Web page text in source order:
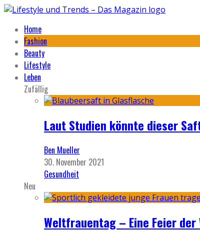
Home
Fashion
Beauty
Lifestyle
Leben
Zufällig
Laut Studien könnte dieser
Ben Mueller
30. November 2021
Gesundheit
Neu
Weltfrauentag – Eine Feier